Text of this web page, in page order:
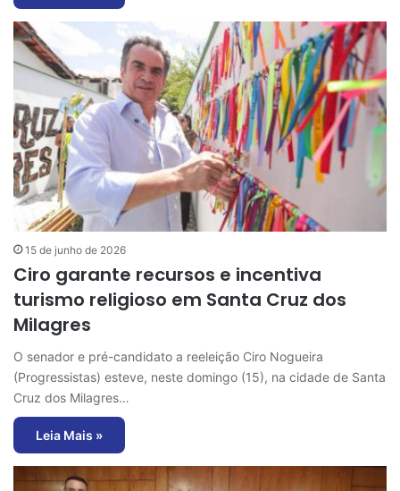
15 de junho de 2026
Ciro garante recursos e incentiva
turismo religioso em Santa Cruz dos
Milagres
O senador e pré-candidato a reeleição Ciro Nogueira
(Progressistas) esteve, neste domingo (15), na cidade de Santa
Cruz dos Milagres…
Leia Mais »